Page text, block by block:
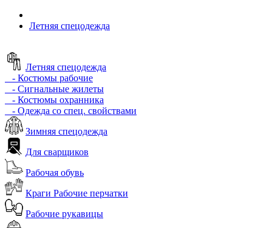
Летняя спецодежда
Летняя спецодежда
- Костюмы рабочие
- Сигнальные жилеты
- Костюмы охранника
- Одежда со спец. свойствами
Зимняя спецодежда
Для сварщиков
Рабочая обувь
Краги Рабочие перчатки
Рабочие рукавицы